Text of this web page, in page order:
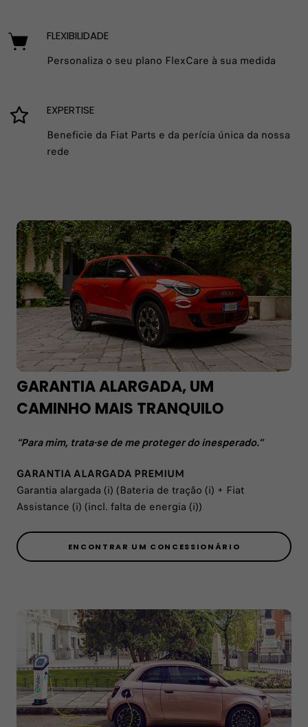
FLEXIBILIDADE
Personaliza o seu plano FlexCare à sua medida
EXPERTISE
Beneficie da Fiat Parts e da perícia única da nossa
rede
GARANTIA ALARGADA, UM
CAMINHO MAIS TRANQUILO
“Para mim, trata-se de me proteger do inesperado.”
GARANTIA ALARGADA PREMIUM
Garantia alargada (i) (Bateria de tração (i) + Fiat
Assistance (i) (incl. falta de energia (i))
ENCONTRAR UM CONCESSIONÁRIO